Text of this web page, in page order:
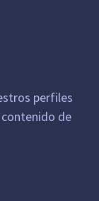
perfiles
de